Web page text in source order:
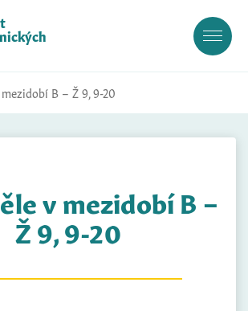
mezidobí B – Ž 9, 9-20
v mezidobí B –
Ž 9, 9-20